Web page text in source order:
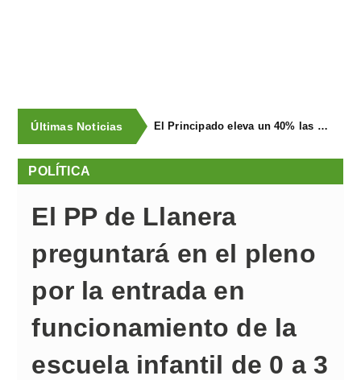
Últimas Noticias El Principado eleva un 40% las ayudas a la producción ecológica, que superan los cuatro millones de euros
POLÍTICA
El PP de Llanera
preguntará en el pleno
por la entrada en
funcionamiento de la
escuela infantil de 0 a 3